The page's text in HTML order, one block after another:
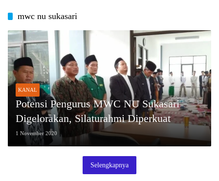
mwc nu sukasari
KANAL
Potensi Pengurus MWC NU Sukasari
Digelorakan, Silaturahmi Diperkuat
1 November 2020
Selengkapnya